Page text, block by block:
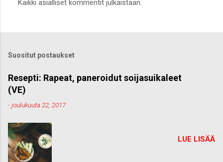
ä
o
m
e
n
t
Kaikki asialliset kommentit julkaistaan.
Suositut postaukset
Resepti: Rapeat, paneroidut soijasuikaleet
(VE)
-joulukuuta 22, 2017
LUE LISÄÄ